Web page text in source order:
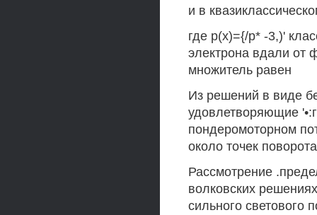
и в
где р(х)={/р* -3,)'
электрона вдали от
множитель равен
Из решений в виде
удовлетворяющие
пондеромоторном
около точек
Рассмотрение
волковских
сильного светового